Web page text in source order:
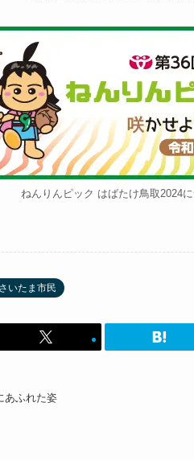
ねんりんピック はばたけ鳥取2024
さいたま市民
あふれた姿